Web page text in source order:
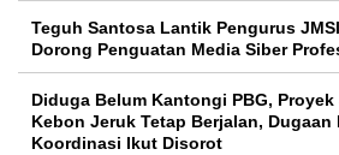
Teguh Santosa Lantik Pengurus
Dorong Penguatan Media Siber
Diduga Belum Kantongi PBG,
Kebon Jeruk Tetap Berjalan,
Koordinasi Ikut Disorot